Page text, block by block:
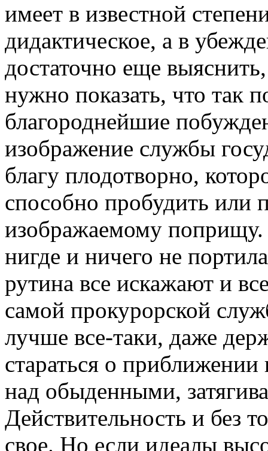
имеет в известной
дидактическое, а в
достаточно еще
нужно показать, что так
благороднейшие
изображение службы
благу плодотворно,
способно пробудить или
изображаемому
нигде и ничего не
рутина все искажают и
самой прокурорской
лучше все-таки, даже
стараться о
над обыденными,
Действительность и без
свое. Но если идеалы